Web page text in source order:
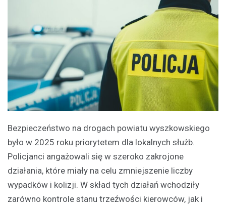
Bezpieczeństwo na drogach powiatu wyszkowskiego
było w 2025 roku priorytetem dla lokalnych służb.
Policjanci angażowali się w szeroko zakrojone
działania, które miały na celu zmniejszenie liczby
wypadków i kolizji. W skład tych działań wchodziły
zarówno kontrole stanu trzeźwości kierowców, jak i